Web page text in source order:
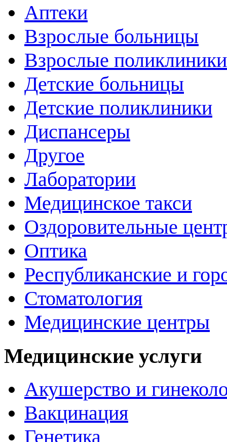
Аптеки
Взрослые больницы
Взрослые поликлиники
Детские больницы
Детские поликлиники
Диспансеры
Другое
Лаборатории
Медицинское такси
Оздоровительные
Оптика
Республиканские и
Стоматология
Медицинские центры
Медицинские услуги
Акушерство и
Вакцинация
Генетика